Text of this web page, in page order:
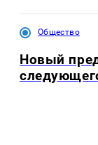
Общество
Новый